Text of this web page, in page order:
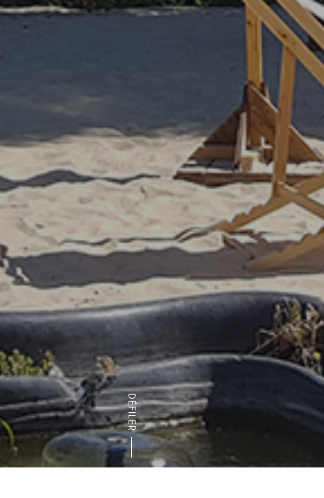
DÉFILER